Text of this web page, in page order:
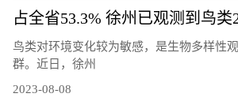
占全省53.3% 徐州已观测到鸟类
鸟类对环境变化较为敏感，是生物多样性
群。近日，徐州
2023-08-08